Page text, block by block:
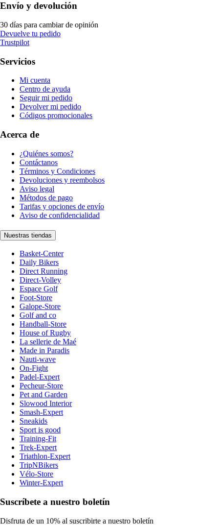
Envío y devolución
30 días para cambiar de opinión
Devuelve tu pedido
Trustpilot
Servicios
Mi cuenta
Centro de ayuda
Seguir mi pedido
Devolver mi pedido
Códigos promocionales
Acerca de
¿Quiénes somos?
Contáctanos
Términos y Condiciones
Devoluciones y reembolsos
Aviso legal
Métodos de pago
Tarifas y opciones de envío
Aviso de confidencialidad
Nuestras tiendas
Basket-Center
Daily Bikers
Direct Running
Direct-Volley
Espace Golf
Foot-Store
Galope-Store
Golf and co
Handball-Store
House of Rugby
La sellerie de Maé
Made in Paradis
Nauti-wave
On-Fight
Padel-Expert
Pecheur-Store
Pet and Garden
Slowood Interior
Smash-Expert
Sneakids
Sport is good
Training-Fit
Trek-Expert
Triathlon-Expert
TripNBikers
Vélo-Store
Winter-Expert
Suscríbete a nuestro boletín
Disfruta de un 10% al suscribirte a nuestro boletín